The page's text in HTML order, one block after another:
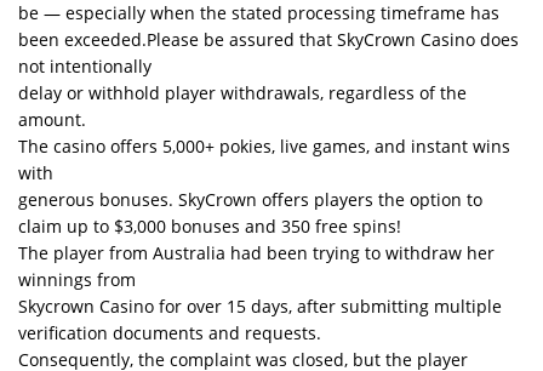
be — especially when the stated processing timeframe has
been exceeded.Please be assured that SkyCrown Casino does
not intentionally
delay or withhold player withdrawals, regardless of the
amount.
The casino offers 5,000+ pokies, live games, and instant wins
with
generous bonuses. SkyCrown offers players the option to
claim up to $3,000 bonuses and 350 free spins!
The player from Australia had been trying to withdraw her
winnings from
Skycrown Casino for over 15 days, after submitting multiple
verification documents and requests.
Consequently, the complaint was closed, but the player